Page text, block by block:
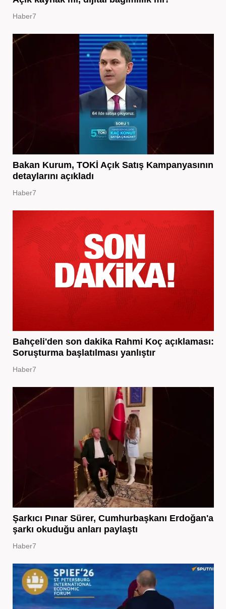
Haber7
Bakan Kurum, TOKİ Açık Satış Kampanyasının
detaylarını açıkladı
Haber7
Bahçeli'den son dakika Rahmi Koç açıklaması:
Soruşturma başlatılması yanlıştır
Haber7
Şarkıcı Pınar Sürer, Cumhurbaşkanı Erdoğan'a
şarkı okuduğu anları paylaştı
Haber7